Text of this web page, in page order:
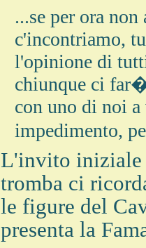
...se per ora
c'incontriamo,
l'opinione di
chiunque ci
con uno di noi a
impedimento,
L'invito iniziale
tromba ci
le figure del
presenta la